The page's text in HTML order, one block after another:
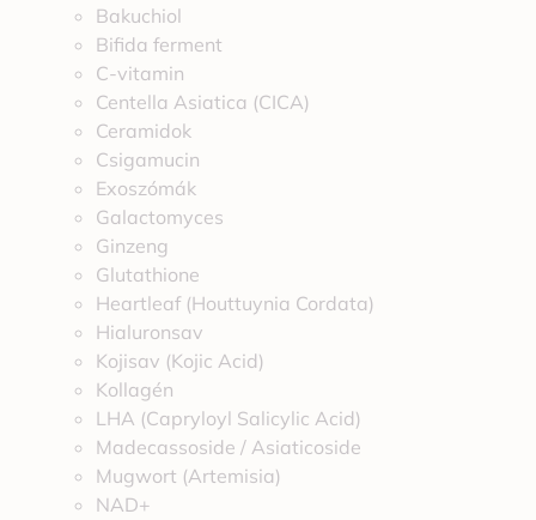
Bakuchiol
Bifida ferment
C-vitamin
Centella Asiatica (CICA)
Ceramidok
Csigamucin
Exoszómák
Galactomyces
Ginzeng
Glutathione
Heartleaf (Houttuynia Cordata)
Hialuronsav
Kojisav (Kojic Acid)
Kollagén
LHA (Capryloyl Salicylic Acid)
Madecassoside / Asiaticoside
Mugwort (Artemisia)
NAD+